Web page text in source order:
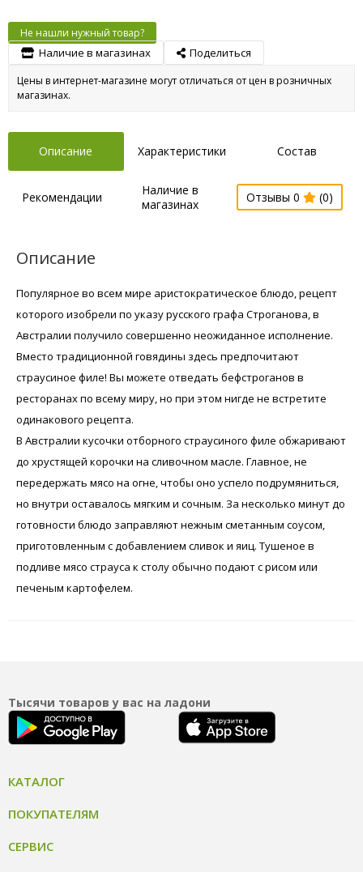
Не нашли нужный товар?
Наличие в магазинах Поделиться
Цены в интернет-магазине могут отличаться от цен в розничных
магазинах.
Описание Характеристики Состав
Рекомендации
Наличие в
магазинах
Отзывы 0 (0)
Описание
Популярное во всем мире аристократическое блюдо, рецепт
которого изобрели по указу русского графа Строганова, в
Австралии получило совершенно неожиданное исполнение.
Вместо традиционной говядины здесь предпочитают
страусиное филе! Вы можете отведать бефстроганов в
ресторанах по всему миру, но при этом нигде не встретите
одинакового рецепта.
В Австралии кусочки отборного страусиного филе обжаривают
до хрустящей корочки на сливочном масле. Главное, не
передержать мясо на огне, чтобы оно успело подрумяниться,
но внутри оставалось мягким и сочным. За несколько минут до
готовности блюдо заправляют нежным сметанным соусом,
приготовленным с добавлением сливок и яиц. Тушеное в
подливе мясо страуса к столу обычно подают с рисом или
печеным картофелем.
Тысячи товаров у вас на ладони
КАТАЛОГ
ПОКУПАТЕЛЯМ
СЕРВИС